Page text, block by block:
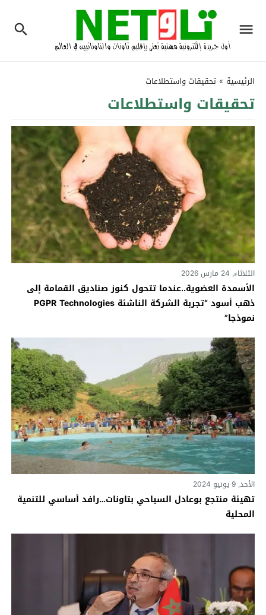
الرئيسية » تحقيقات واستطلاعات
تحقيقات واستطلاعات
الثلاثاء, 24 مارس 2026
الأسمدة العضوية..عندما تتحول كنوز صناديق القمامة إلى
ذهب أسود “تجربة الشركة الناشئة PGPR Technologies
نموذجا”
الأحد, 9 يونيو 2024
تهيئة منتجع بوعادل السياحي بتاونات…رافد أساسي للتنمية
المحلية